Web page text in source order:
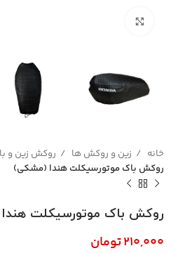
خانه زین و روکش ها
روکش زین و
روکش باک موتورسیکلت هندا (مشکی)
روکش باک موتورسیکلت
تومان